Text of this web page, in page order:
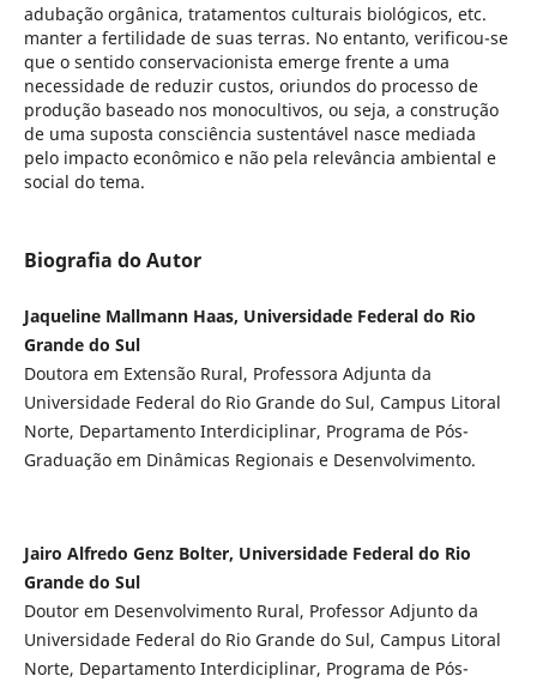
adubação orgânica, tratamentos culturais biológicos, etc.
manter a fertilidade de suas terras. No entanto, verificou-se
que o sentido conservacionista emerge frente a uma
necessidade de reduzir custos, oriundos do processo de
produção baseado nos monocultivos, ou seja, a construção
de uma suposta consciência sustentável nasce mediada
pelo impacto econômico e não pela relevância ambiental e
social do tema.
Biografia do Autor
Jaqueline Mallmann Haas, Universidade Federal do Rio
Grande do Sul
Doutora em Extensão Rural, Professora Adjunta da
Universidade Federal do Rio Grande do Sul, Campus Litoral
Norte, Departamento Interdiciplinar, Programa de Pós-
Graduação em Dinâmicas Regionais e Desenvolvimento.
Jairo Alfredo Genz Bolter, Universidade Federal do Rio
Grande do Sul
Doutor em Desenvolvimento Rural, Professor Adjunto da
Universidade Federal do Rio Grande do Sul, Campus Litoral
Norte, Departamento Interdiciplinar, Programa de Pós-